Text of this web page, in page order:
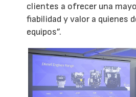
clientes a ofrecer una
fiabilidad y valor a quienes
equipos”.